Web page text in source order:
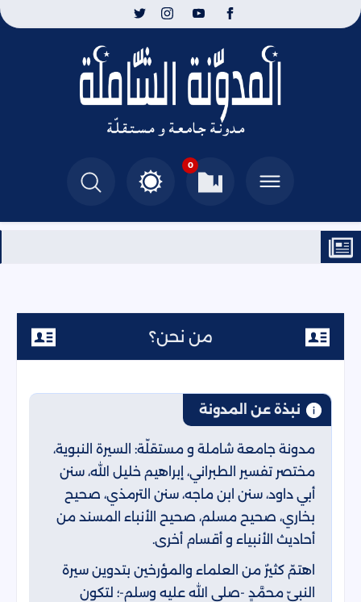
0
من نحن؟
نبذة عن المدونة
مدونة جامعة شاملة و مستقلّة: السيرة النبوية،
مختصر تفسير الطبراني، إبراهيم خليل الله، سنن
أبي داود، سنن ابن ماجه، سنن الترمذي، صحيح
بخاري، صحيح مسلم، صحيح الأنباء المسند من
أحاديث الأنبياء و أقسام أخرى.
اهتمّ كثيرٌ من العلماء والمؤرخين بتدوين سيرة
النبيّ محمَّدٍ -صلى الله عليه وسلم-؛ لتكون